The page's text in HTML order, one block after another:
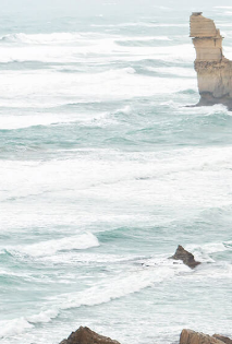
歴史 社会